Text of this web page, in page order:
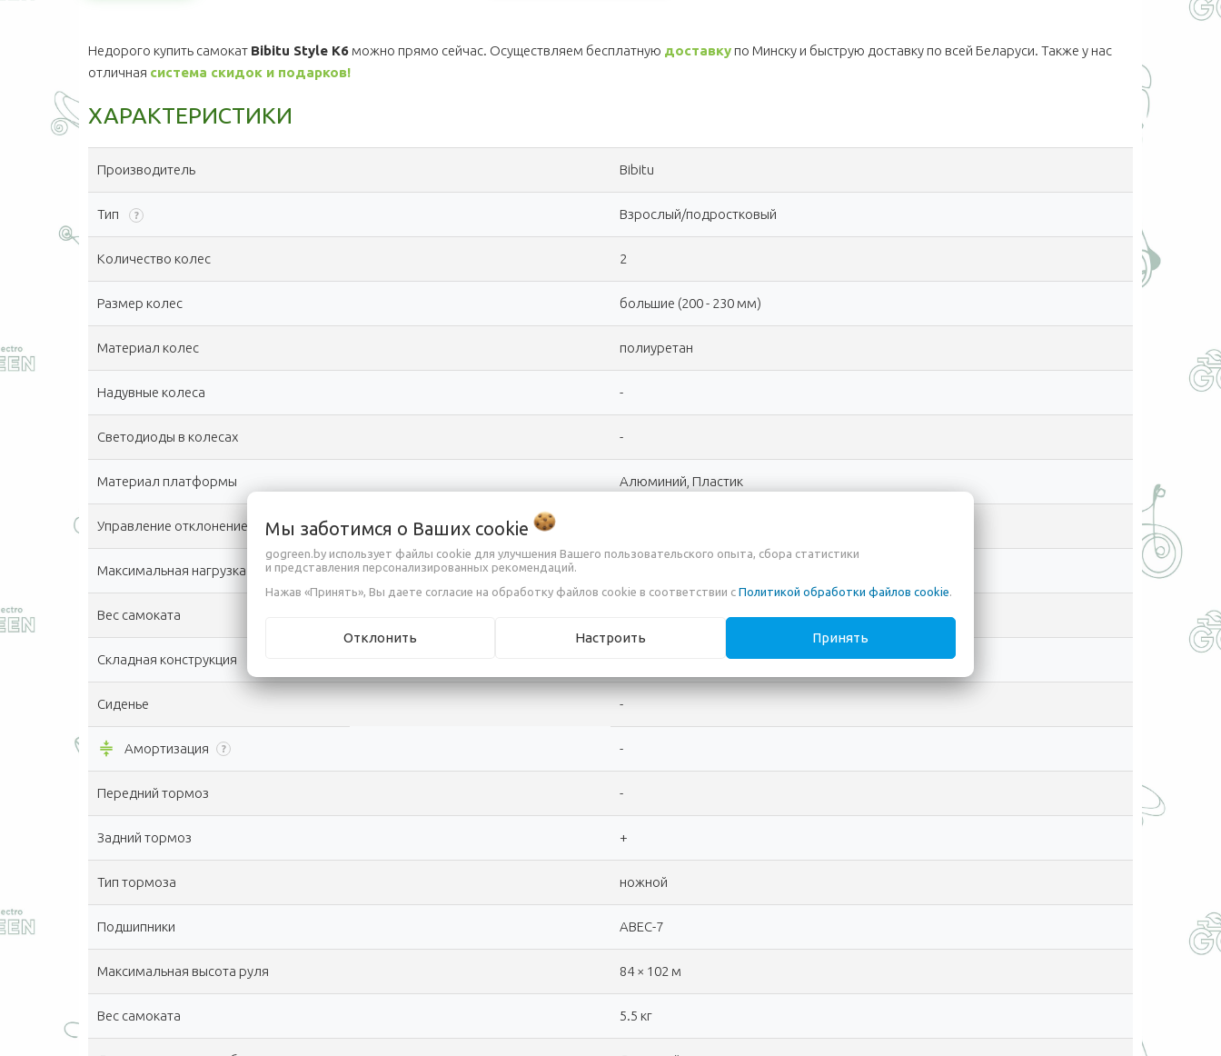
Недорого купить самокат Bibitu Style K6 можно прямо сейчас. Осуществляем бесплатную доставку по Минску и быструю доставку по всей Беларуси. Также у нас
отличная система скидок и подарков!
ХАРАКТЕРИСТИКИ
Производитель Bibitu
Тип ? Взрослый/подростковый
Количество колес 2
Размер колес большие (200 - 230 мм)
Материал колес полиуретан
Надувные колеса -
Светодиоды в колесах -
Материал платформы Алюминий, Пластик
Управление отклонением ручки
Максимальная нагрузка
Вес самоката
Складная конструкция
Сиденье -
compress Амортизация ? -
Передний тормоз -
Задний тормоз +
Тип тормоза ножной
Подшипники ABEC-7
Максимальная высота руля 84 × 102 м
Вес самоката 5.5 кг
Мы заботимся о Ваших cookie
gogreen.by использует файлы cookie для улучшения Вашего пользовательского опыта, сбора статистики
и представления персонализированных рекомендаций.
Нажав «Принять», Вы даете согласие на обработку файлов cookie в соответствии с Политикой обработки файлов cookie
Отклонить Настроить Принять